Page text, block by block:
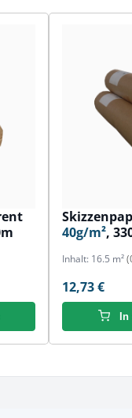
40g/m²,
Inhalt: 16.5 m²
12,73 €